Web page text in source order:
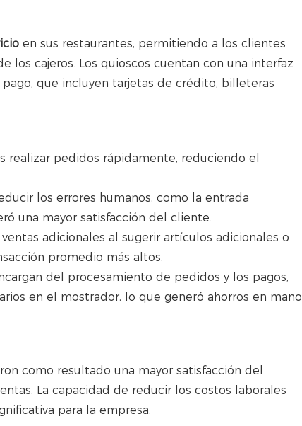
en sus restaurantes, permitiendo a los clientes
los cajeros. Los quioscos cuentan con una interfaz
que incluyen tarjetas de crédito, billeteras
realizar pedidos rápidamente, reduciendo el
los errores humanos, como la entrada
una mayor satisfacción del cliente.
adicionales al sugerir artículos adicionales o
promedio más altos.
del procesamiento de pedidos y los pagos,
en el mostrador, lo que generó ahorros en mano
como resultado una mayor satisfacción del
La capacidad de reducir los costos laborales
para la empresa.